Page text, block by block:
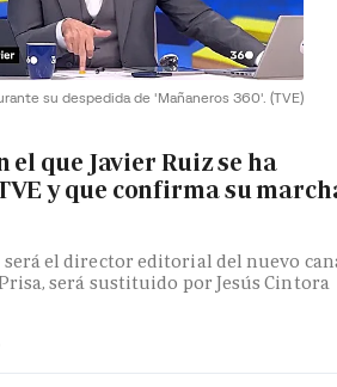
su despedida de 'Mañaneros 360'. (TVE)
el que Javier Ruiz se ha
y que confirma su
será el director editorial del nuevo
será sustituido por Jesús Cintora